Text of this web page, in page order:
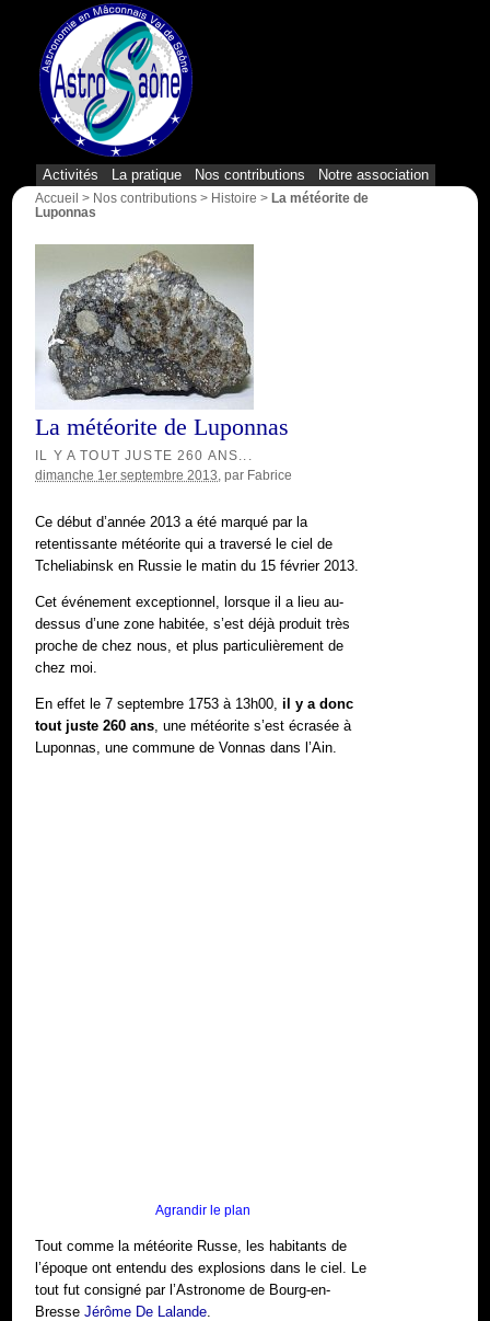
Activités La pratique Nos contributions Notre association
Accueil > Nos contributions > Histoire > La météorite de
Luponnas
La météorite de Luponnas
IL Y A TOUT JUSTE 260 ANS...
dimanche 1er septembre 2013 , par Fabrice
Ce début d’année 2013 a été marqué par la
retentissante météorite qui a traversé le ciel de
Tcheliabinsk en Russie le matin du 15 février 2013.
Cet événement exceptionnel, lorsque il a lieu au-
dessus d’une zone habitée, s’est déjà produit très
proche de chez nous, et plus particulièrement de
chez moi.
En effet le 7 septembre 1753 à 13h00, il y a donc
tout juste 260 ans , une météorite s’est écrasée à
Luponnas, une commune de Vonnas dans l’Ain.
Agrandir le plan
Tout comme la météorite Russe, les habitants de
l’époque ont entendu des explosions dans le ciel. Le
tout fut consigné par l’Astronome de Bourg-en-
Bresse Jérôme De Lalande